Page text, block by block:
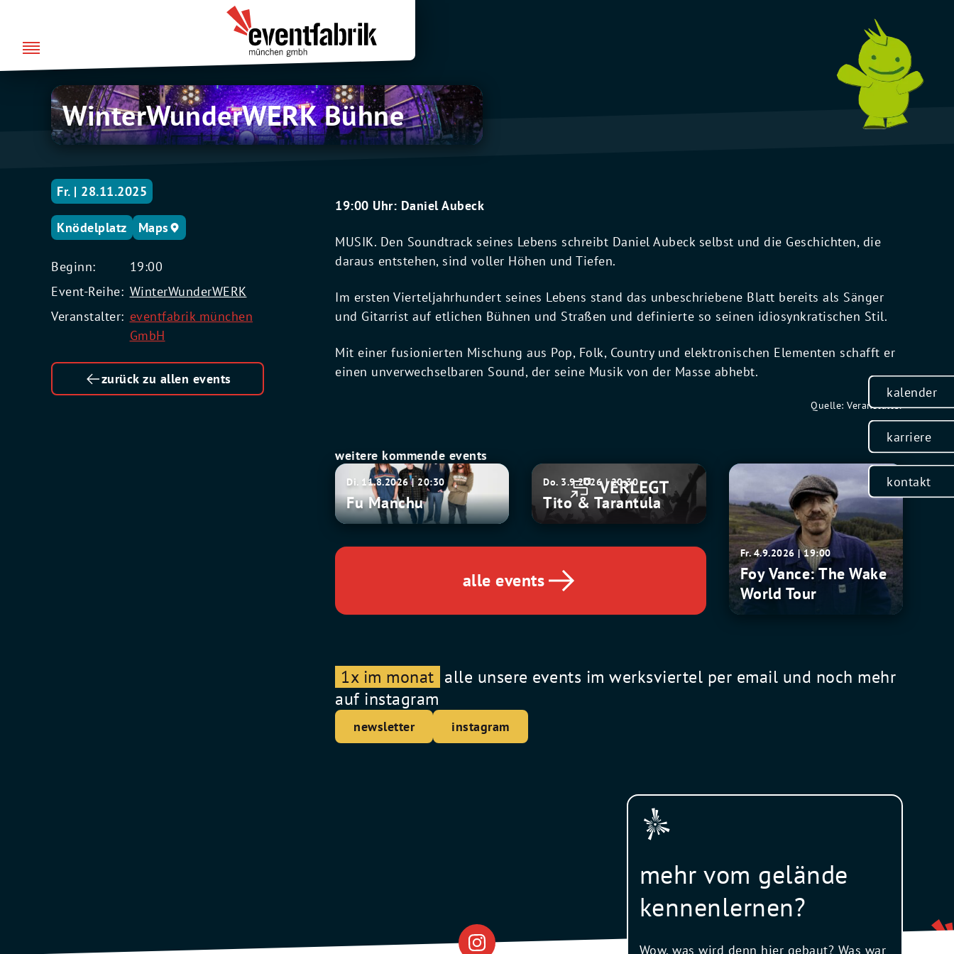
springen
kalender
karriere
kontakt
WinterWunderWERK
Bühne
WinterWunderWERK Bühne
19:00 Uhr: Daniel Aubeck
MUSIK. Den Soundtrack seines Lebens schreibt Daniel Aubeck selbst und die Geschichten, die
daraus entstehen, sind voller Höhen und Tiefen.
Im ersten Vierteljahrhundert seines Lebens stand das unbeschriebene Blatt bereits als Sänger
und Gitarrist auf etlichen Bühnen und Straßen und definierte so seinen idiosynkratischen Stil.
Mit einer fusionierten Mischung aus Pop, Folk, Country und elektronischen Elementen schafft er
einen unverwechselbaren Sound, der seine Musik von der Masse abhebt.
Quelle: Veranstalter
weitere kommende events
Fu
Manchu
Di. 11.8.2026 | 20:30
Fu Manchu
Tito
Tarantula
Do. 3.9.2026 | 20:30
Tito & Tarantula
Foy
Vance:
The
Wake
World
Tour
Fr. 4.9.2026 | 19:00
Foy Vance: The Wake
World Tour
alle events
1x im monat alle unsere events im werksviertel per email und noch mehr
auf instagram
newsletter instagram
Fr. | 28.11.2025
Knödelplatz Maps
Beginn:
19:00
Event-Reihe: WinterWunderWERK
Veranstalter: eventfabrik münchen
GmbH
zurück zu allen events
mehr vom gelände
kennenlernen?
Wow, was wird denn hier gebaut? Was war